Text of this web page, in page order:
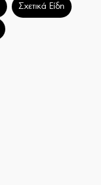
Σχετικά Είδη